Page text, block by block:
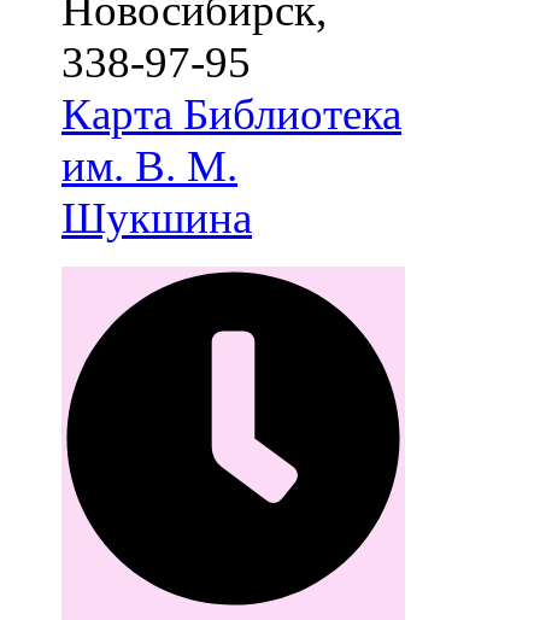
Новосибирск,
338-97-95
Карта Библиотека
им. В. М.
Шукшина